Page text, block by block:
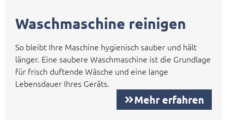
Waschmaschine reinigen
So bleibt Ihre Maschine hygienisch sauber und hält
länger. Eine saubere Waschmaschine ist die Grundlage
für frisch duftende Wäsche und eine lange
Lebensdauer Ihres Geräts.
Mehr erfahren